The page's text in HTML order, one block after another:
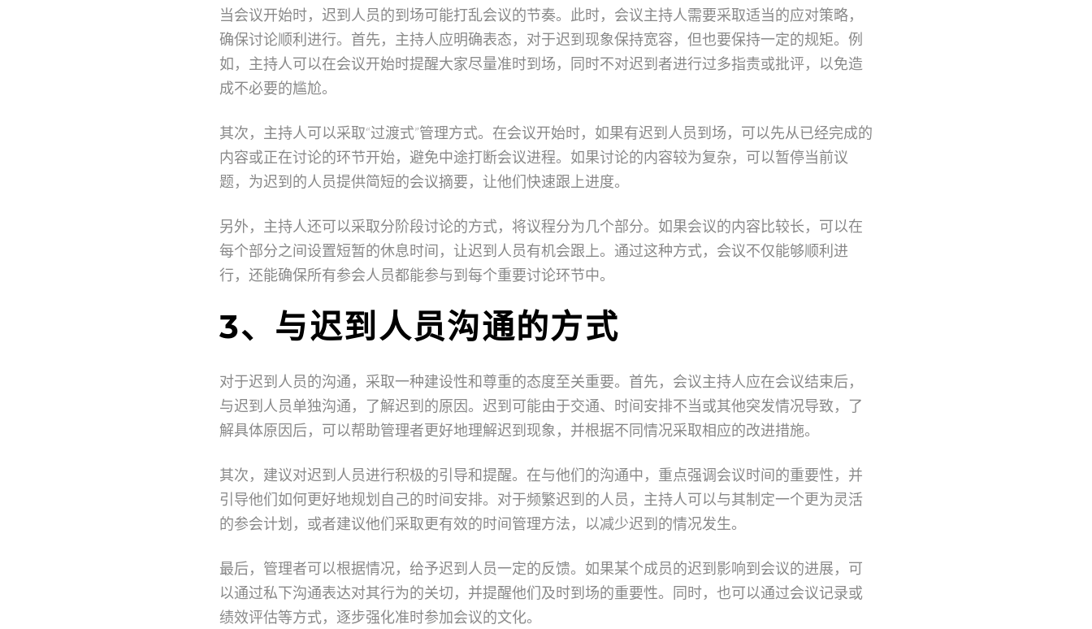
当会议开始时，迟到人员的到场可能打乱会议的节奏。此时，会议主持人需要采取适当的应对策略，
确保讨论顺利进行。首先，主持人应明确表态，对于迟到现象保持宽容，但也要保持一定的规矩。例
如，主持人可以在会议开始时提醒大家尽量准时到场，同时不对迟到者进行过多指责或批评，以免造
成不必要的尴尬。
其次，主持人可以采取“过渡式”管理方式。在会议开始时，如果有迟到人员到场，可以先从已经完成的
内容或正在讨论的环节开始，避免中途打断会议进程。如果讨论的内容较为复杂，可以暂停当前议
题，为迟到的人员提供简短的会议摘要，让他们快速跟上进度。
另外，主持人还可以采取分阶段讨论的方式，将议程分为几个部分。如果会议的内容比较长，可以在
每个部分之间设置短暂的休息时间，让迟到人员有机会跟上。通过这种方式，会议不仅能够顺利进
行，还能确保所有参会人员都能参与到每个重要讨论环节中。
3、与迟到人员沟通的方式
对于迟到人员的沟通，采取一种建设性和尊重的态度至关重要。首先，会议主持人应在会议结束后，
与迟到人员单独沟通，了解迟到的原因。迟到可能由于交通、时间安排不当或其他突发情况导致，了
解具体原因后，可以帮助管理者更好地理解迟到现象，并根据不同情况采取相应的改进措施。
其次，建议对迟到人员进行积极的引导和提醒。在与他们的沟通中，重点强调会议时间的重要性，并
引导他们如何更好地规划自己的时间安排。对于频繁迟到的人员，主持人可以与其制定一个更为灵活
的参会计划，或者建议他们采取更有效的时间管理方法，以减少迟到的情况发生。
最后，管理者可以根据情况，给予迟到人员一定的反馈。如果某个成员的迟到影响到会议的进展，可
以通过私下沟通表达对其行为的关切，并提醒他们及时到场的重要性。同时，也可以通过会议记录或
绩效评估等方式，逐步强化准时参加会议的文化。